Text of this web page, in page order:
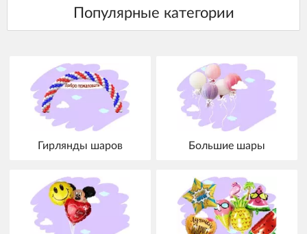
Гирлянды шаров Большие шары